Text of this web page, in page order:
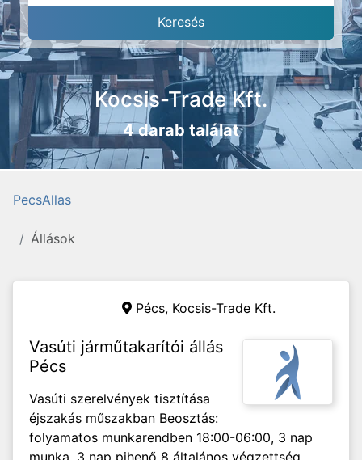
Kocsis-Trade Kft.
4 darab találat
PecsAllas
Állások
Pécs, Kocsis-Trade Kft.
Vasúti járműtakarítói állás
Pécs
Vasúti szerelvények tisztítása
éjszakás műszakban Beosztás:
folyamatos munkarendben 18:00-06:00, 3 nap
munka, 3 nap pihenő 8 általános végzettség